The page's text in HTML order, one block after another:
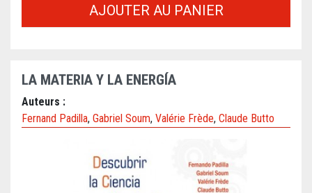
AJOUTER AU PANIER
LA MATERIA Y LA ENERGÍA
Auteurs :
Fernand Padilla, Gabriel Soum, Valérie Frède, Claude Butto